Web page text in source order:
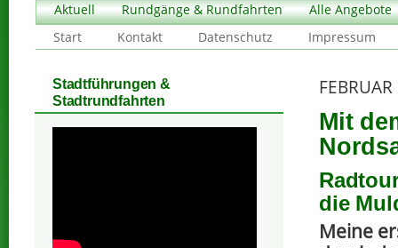
Aktuell Rundgänge & Rundfahrten
Alle Angebote
Start
Kontakt Datenschutz Impressum
Mit
die
Meine
Stadtführungen &
Stadtrundfahrten